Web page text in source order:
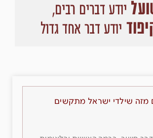
שילדי ישראל מתקשים